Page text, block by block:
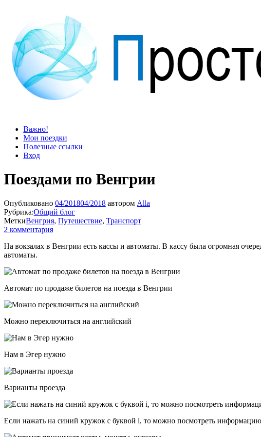
Просто блог
Мир удивительней, чем кажется
Важно!
Мои поездки
Полезные ссылки
Вход
Поездами по Венгрии
Опубликовано 04/201804/2018 автором Alla
Рубрика:Общий блог
МеткиВенгрия, Путешествие, Транспорт
2 комментария
На вокзалах в Венгрии есть кассы и автоматы. В кассу была огромная
автоматы.
Автомат по продаже билетов на поезда в Венгрии
Можно переключиться на английский
Нам в Эгер нужно
Варианты проезда
Если нажать на синий кружок с буквой i, то можно посмотреть информацию